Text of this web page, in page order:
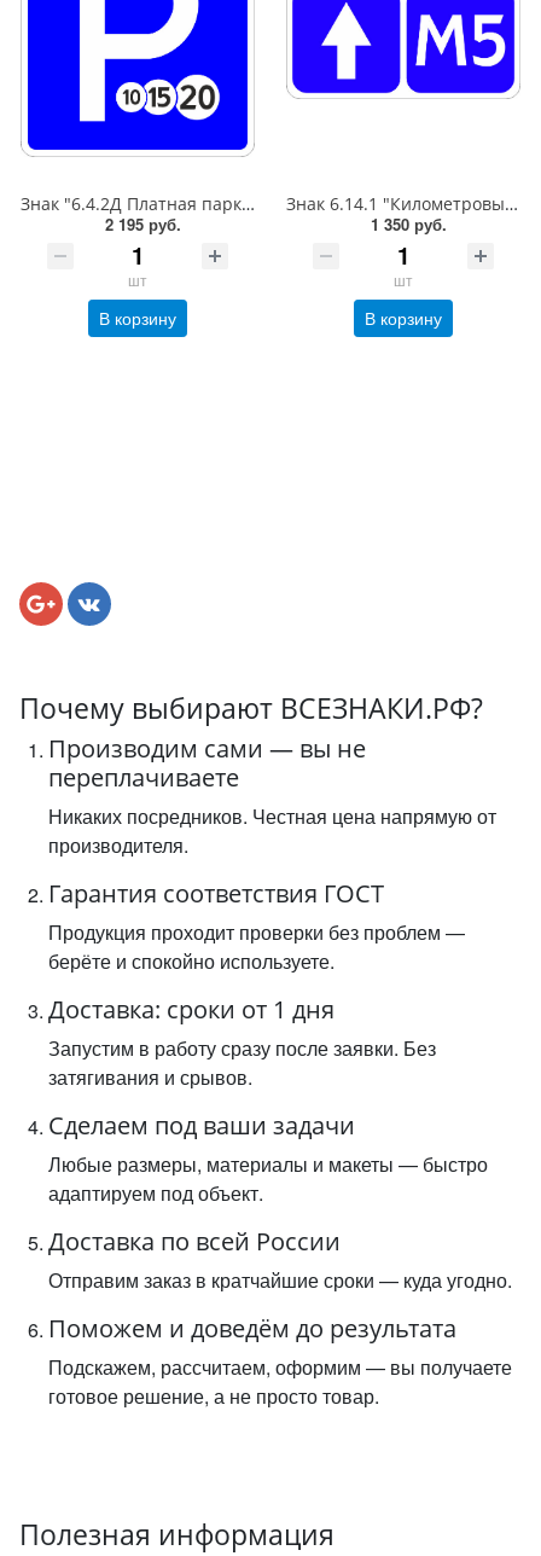
Знак "6.4.2Д Платная парковка для автотранспорта»,B=700Тип А (la) Инженерная (5 лет)металл 0.8 мм
2 195 руб.
шт
В корзину
Знак 6.14.1 "Километровый знак",350*700Тип А (1б) Микропризм. (7-9 лет)металл 0.8 мм
1 350 руб.
шт
В корзину
Почему выбирают ВСЕЗНАКИ.РФ?
Производим сами — вы не
переплачиваете
Никаких посредников. Честная цена напрямую от
производителя.
Гарантия соответствия ГОСТ
Продукция проходит проверки без проблем —
берёте и спокойно используете.
Доставка: сроки от 1 дня
Запустим в работу сразу после заявки. Без
затягивания и срывов.
Сделаем под ваши задачи
Любые размеры, материалы и макеты — быстро
адаптируем под объект.
Доставка по всей России
Отправим заказ в кратчайшие сроки — куда угодно.
Поможем и доведём до результата
Подскажем, рассчитаем, оформим — вы получаете
готовое решение, а не просто товар.
Полезная информация